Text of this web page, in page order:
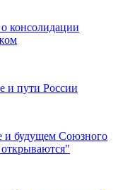
консолидации
и пути России
и будущем Союзного